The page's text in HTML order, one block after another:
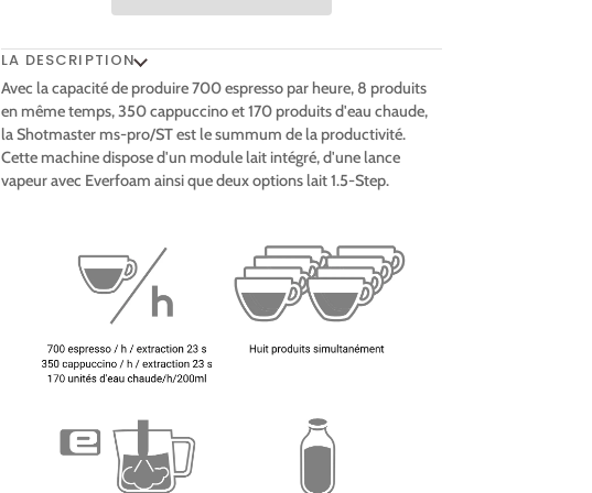
LA DESCRIPTION
Avec la capacité de produire 700 espresso par heure, 8 produits
en même temps, 350 cappuccino et 170 produits d'eau chaude,
la Shotmaster ms-pro/ST est le summum de la productivité.
Cette machine dispose d'un module lait intégré, d'une lance
vapeur avec Everfoam ainsi que deux options lait 1.5-Step.